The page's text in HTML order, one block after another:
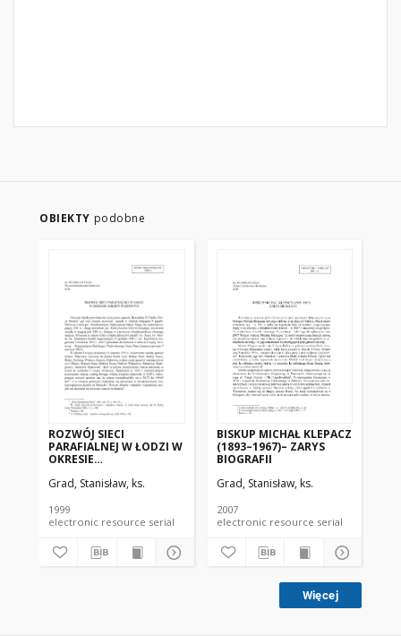
OBIEKTY podobne
ROZWÓJ SIECI
PARAFIALNEJ W ŁODZI W
OKRESIE
Grad, Stanisław, ks.
1999
electronic resource serial
BISKUP MICHAŁ KLEPACZ
(1893–1967)– ZARYS
BIOGRAFII
Grad, Stanisław, ks.
2007
electronic resource serial
Więcej